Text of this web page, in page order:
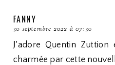
FANNY
30 septembre 2022 à 07:30
J'adore Quentin
charmée par cette